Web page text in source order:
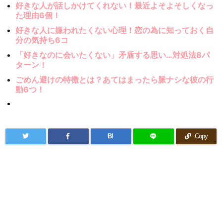
好きな人が話しかけてくれない！最近よそよそしくなっ
た理由6個！
好きな人に嫌われたくない心理！恋の為に知っておく自
分の気持ち6コ
「好きなのに会いたくない」矛盾する思い…対処法8パ
ターン！
ごめん避けの特徴とは？あてはまったら脈ナシな彼の行
動6つ！
B! Copy